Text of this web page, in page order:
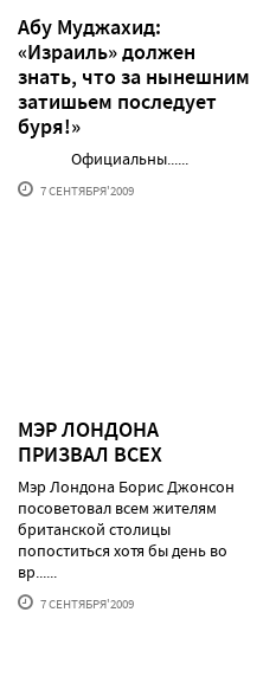
Абу Муджахид:
«Израиль» должен
знать, что за нынешним
затишьем последует
буря!»
Официальны......
7 СЕНТЯБРЯ'2009
МЭР ЛОНДОНА
ПРИЗВАЛ ВСЕХ
Мэр Лондона Борис Джонсон
посоветовал всем жителям
британской столицы
попоститься хотя бы день во
вр......
7 СЕНТЯБРЯ'2009